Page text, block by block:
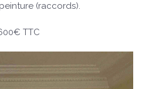
(raccords).
TTC